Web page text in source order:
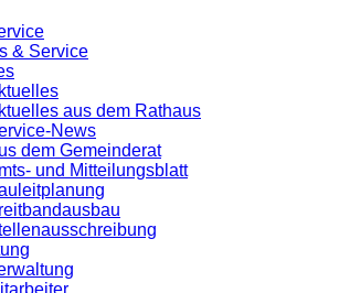
& Service
aus dem Rathaus
News
dem Gemeinderat
und Mitteilungsblatt